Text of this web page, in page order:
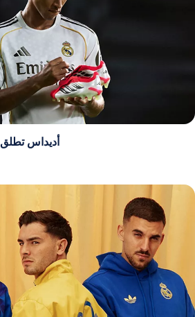
أديداس تطلق Predator وF50 الجديدين